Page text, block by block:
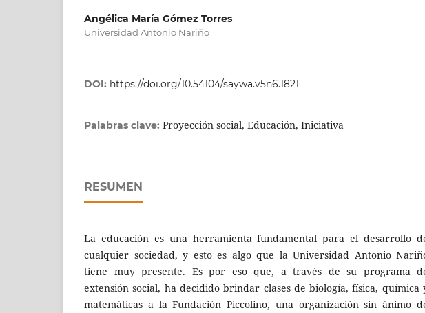
Angélica María Gómez Torres
Universidad Antonio Nariño
DOI: https://doi.org/10.54104/saywa.v5n6.1821
Palabras clave: Proyección social, Educación, Iniciativa
RESUMEN
La educación es una herramienta fundamental para el desarrollo
cualquier sociedad, y esto es algo que la Universidad Antonio
tiene muy presente. Es por eso que, a través de su programa
extensión social, ha decidido brindar clases de biología, física, química
matemáticas a la Fundación Piccolino, una organización sin ánimo